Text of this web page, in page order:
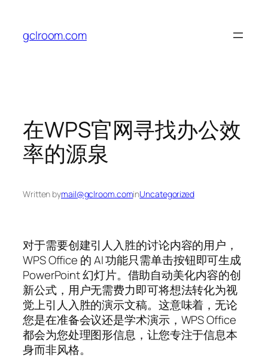
content
gclroom.com
在WPS官网寻找办公效
率的源泉
Written bymail@gclroom.cominUncategorized
对于需要创建引人入胜的讨论内容的用户，
WPS Office 的 AI 功能只需单击按钮即可生成
PowerPoint 幻灯片。借助自动美化内容的创
新公式，用户无需费力即可将想法转化为视
觉上引人入胜的演示文稿。这意味着，无论
您是在准备会议还是学术演示，WPS Office
都会为您处理图形信息，让您专注于信息本
身而非风格。